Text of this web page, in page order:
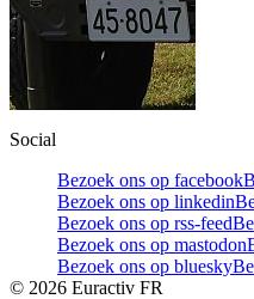
Social
Bezoek ons op facebook
Bezoek ons op linkedin
Bezoek ons op rss-feed
Bezoek ons op mastodon
Bezoek ons op bluesky
© 2026 Euractiv FR